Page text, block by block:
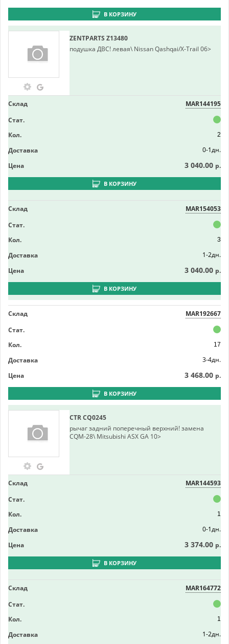
В КОРЗИНУ
ZENTPARTS Z13480
подушка ДВС! левая\ Nissan Qashqai/X-Trail 06>
Склад
MAR144195
Стат.
Кол.
2
Доставка
0-1дн.
Цена
3 040.00 р.
В КОРЗИНУ
Склад
MAR154053
Стат.
Кол.
3
Доставка
1-2дн.
Цена
3 040.00 р.
В КОРЗИНУ
Склад
MAR192667
Стат.
Кол.
17
Доставка
3-4дн.
Цена
3 468.00 р.
В КОРЗИНУ
CTRCQ0245
рычаг задний поперечный верхний! замена
CQM-28\ Mitsubishi ASX GA 10>
Склад
MAR144593
Стат.
Кол.
1
Доставка
0-1дн.
Цена
3 374.00 р.
В КОРЗИНУ
Склад
MAR164772
Стат.
Кол.
1
Доставка
1-2дн.